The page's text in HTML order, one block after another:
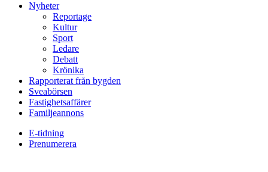
Nyheter
Reportage
Kultur
Sport
Ledare
Debatt
Krönika
Rapporterat från bygden
Sveabörsen
Fastighetsaffärer
Familjeannons
E-tidning
Prenumerera